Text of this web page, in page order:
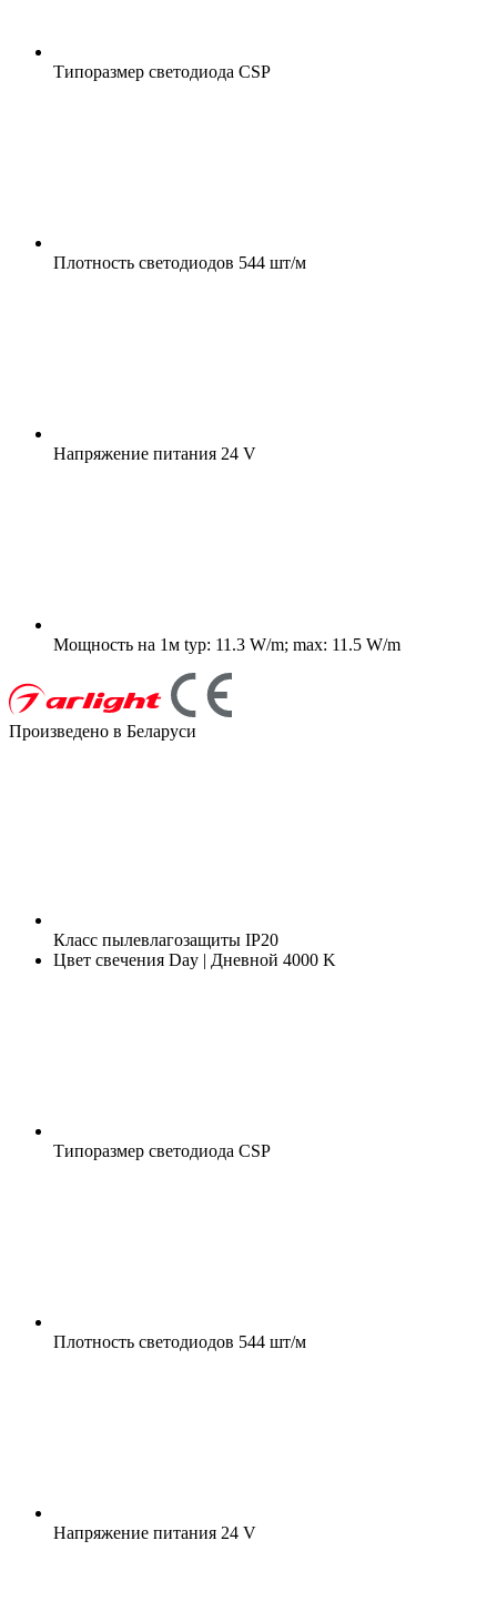
Типоразмер светодиода CSP
Плотность светодиодов 544 шт/м
Напряжение питания 24 V
Мощность на 1м typ: 11.3 W/m; max: 11.5 W/m
Произведено в Беларуси
Класс пылевлагозащиты IP20
Цвет свечения Day | Дневной 4000 K
Типоразмер светодиода CSP
Плотность светодиодов 544 шт/м
Напряжение питания 24 V